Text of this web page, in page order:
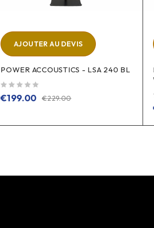
AJOUTER AU DEVIS
POWER ACCOUSTICS - LSA 240 BL
€229.00
€199.00